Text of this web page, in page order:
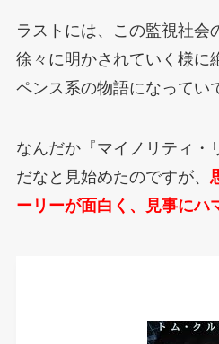
ラストには、この監視社会
徐々に明かされていく様
ペンス系の物語になってい
なんだか『マイノリティ・
だなと見始めたのですが、
ーリーが面白く、見事にハ